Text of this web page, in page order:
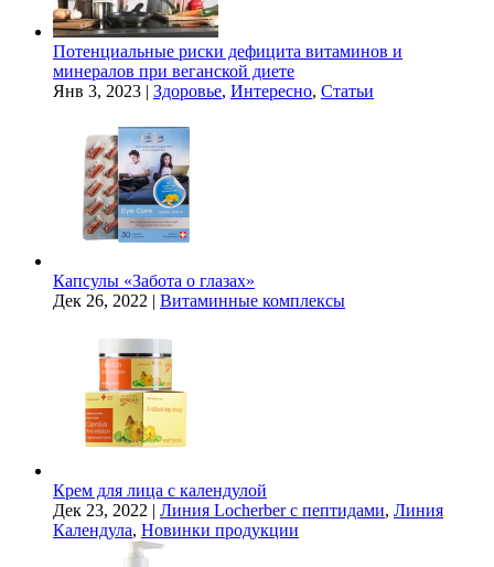
Потенциальные риски дефицита витаминов и
минералов при веганской диете
Янв 3, 2023 | Здоровье, Интересно, Статьи
Капсулы «Забота о глазах»
Дек 26, 2022 | Витаминные комплексы
Крем для лица с календулой
Дек 23, 2022 | Линия Locherber с пептидами, Линия
Календула, Новинки продукции